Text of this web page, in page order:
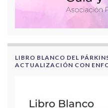
LIBRO BLANCO DEL
ACTUALIZACIÓN CON